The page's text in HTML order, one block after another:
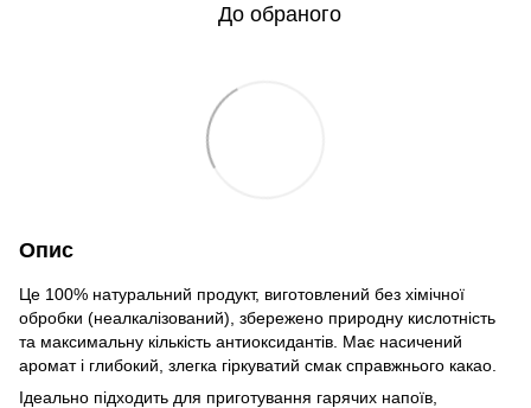
До обраного
Опис
Це 100% натуральний продукт, виготовлений без хімічної
обробки (неалкалізований), збережено природну кислотність
та максимальну кількість антиоксидантів. Має насичений
аромат і глибокий, злегка гіркуватий смак справжнього какао.
Ідеально підходить для приготування гарячих напоїв,